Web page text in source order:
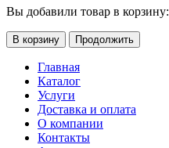
Вы добавили товар в корзину:
В корзину Продолжить
Главная
Каталог
Услуги
Доставка и оплата
О компании
Контакты